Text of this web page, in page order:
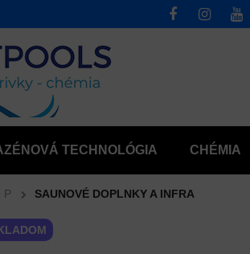
TECHNOLÓGIA CHÉMIA
P SAUNOVÉ DOPLNKY A INFRA